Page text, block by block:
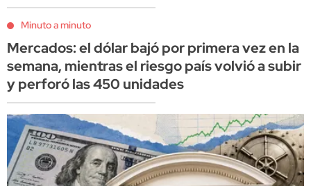
Minuto a minuto
Mercados: el dólar bajó por primera vez en la
semana, mientras el riesgo país volvió a subir
y perforó las 450 unidades